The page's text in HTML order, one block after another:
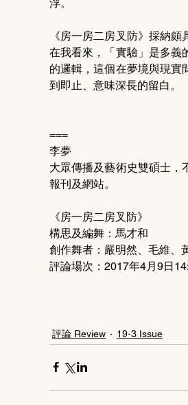
浮。
《房一房二房叉防》採納
在我看來，「實驗」是多義
的邏輯，這個在夢境與現實
到即止、意味深長的留白。
===
李夢
大眾傳播及藝術史雙碩士，
報刊及網站。
《房一房二房叉防》
構思及編舞：馬才和
創作舞者：嚴明然、毛維、
評論場次：2017年4月9日
評論 Review 19-3 Issue